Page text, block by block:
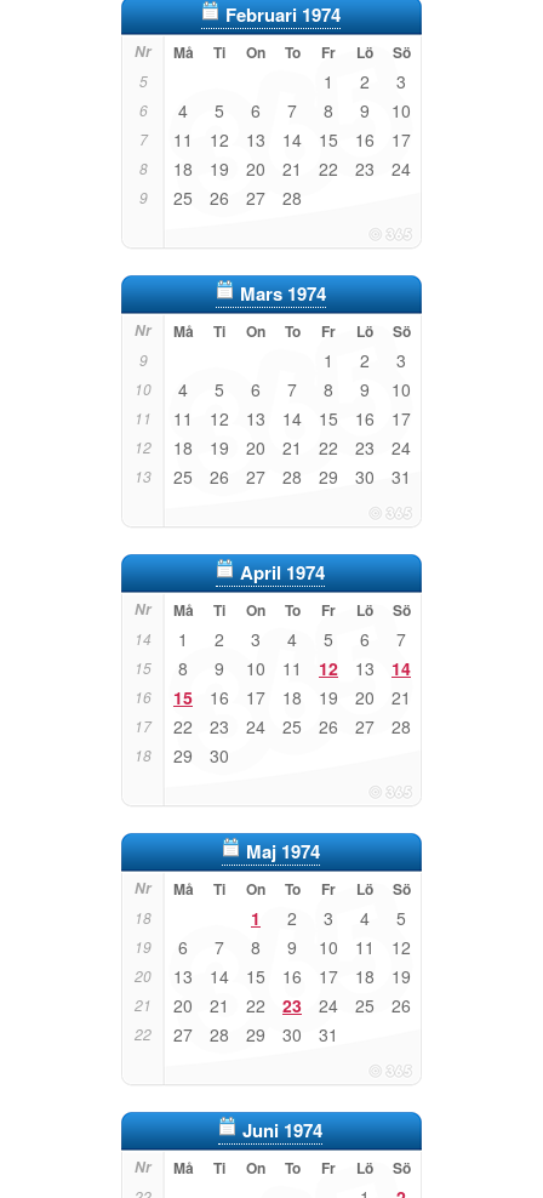
Februari 1974
Nr Må Ti On To Fr Lö Sö
5 1 2 3
6 4 5 6 7 8 9 10
7 11 12 13 14 15 16 17
8 18 19 20 21 22 23 24
9 25 26 27 28
Mars 1974
Nr Må Ti On To Fr Lö Sö
9 1 2 3
10 4 5 6 7 8 9 10
11 11 12 13 14 15 16 17
12 18 19 20 21 22 23 24
13 25 26 27 28 29 30 31
April 1974
Nr Må Ti On To Fr Lö Sö
14 1 2 3 4 5 6 7
15 8 9 10 11 12 13 14
16 15 16 17 18 19 20 21
17 22 23 24 25 26 27 28
18 29 30
Maj 1974
Nr Må Ti On To Fr Lö Sö
18 1 2 3 4 5
19 6 7 8 9 10 11 12
20 13 14 15 16 17 18 19
21 20 21 22 23 24 25 26
22 27 28 29 30 31
Juni 1974
Nr Må Ti On To Fr Lö Sö